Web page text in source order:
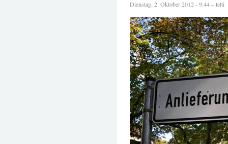
Dienstag, 2. Oktober 2012 - 9:44 – tetti